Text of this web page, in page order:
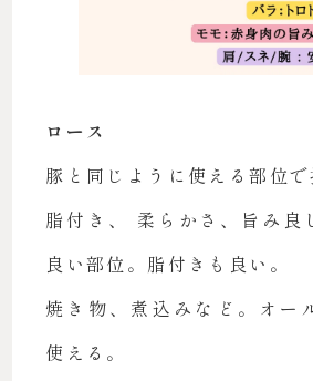
ロース
豚と同じように使える部位で
脂付き、 柔らかさ、旨み良
良い部位。脂付きも良い。
焼き物、煮込みなど。オー
使える。